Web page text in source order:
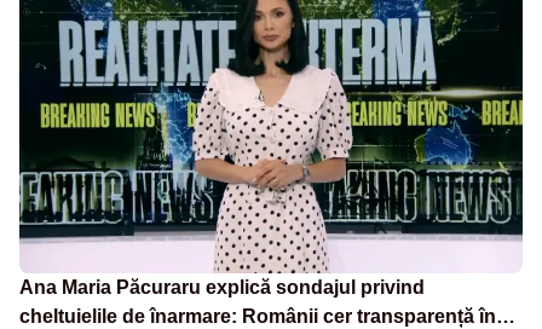
Ana Maria Păcuraru explică sondajul privind
cheltuielile de înarmare: Românii cer transparență în